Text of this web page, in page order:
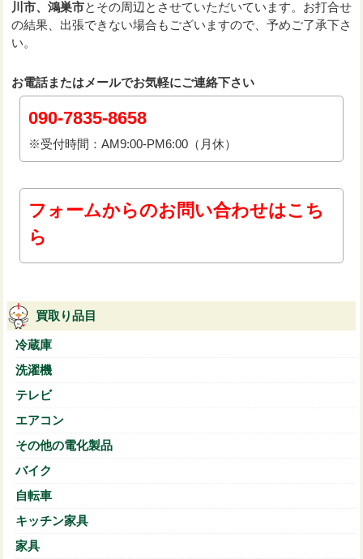
川市、鴻巣市とその周辺とさせていただいています。お打合せ
の結果、出張できない場合もございますので、予めご了承下さ
い。
お電話またはメールでお気軽にご連絡下さい
090-7835-8658
※受付時間：AM9:00-PM6:00（月休）
フォームからのお問い合わせはこち
ら
買取り品目
冷蔵庫
洗濯機
テレビ
エアコン
その他の電化製品
バイク
自転車
キッチン家具
家具